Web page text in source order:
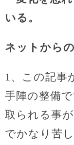
いる。
ネットから
1、この記事
手陣の整備
取られる事
でかなり苦